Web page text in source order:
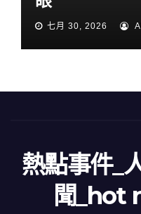
七月 30, 2026
熱點事件_
聞_hot